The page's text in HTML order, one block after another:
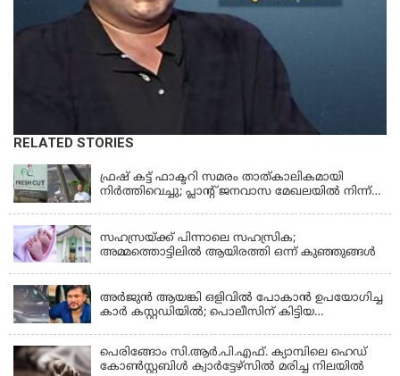
RELATED STORIES
KERALA
ഫ്രഷ് കട്ട് ഫാക്ടറി സമരം താത്കാലികമായി
നിർത്തിവെച്ചു; പ്ലാൻ്റ് ജനവാസ മേഖലയിൽ നിന്ന്
സഹസ്രയ്ക്ക് പിന്നാലെ സഹസ്രിക;
അമ്മത്തൊട്ടിലില്‍ ആയിരത്തി ഒന്ന് കുഞ്ഞുങ്ങള്‍
അർജുൻ ആയങ്കി ഒളിവിൽ പോകാൻ ഉപയോഗിച്ച
കാർ കസ്റ്റഡിയിൽ; പൊലീസിന് കിട്ടിയ
പെരിങ്ങോം സി.ആർ.പി.എഫ്. ക്യാമ്പിലെ ഹെഡ്
കോൺസ്റ്റബിൾ ക്വാർട്ടേഴ്സിൽ മരിച്ച നിലയിൽ